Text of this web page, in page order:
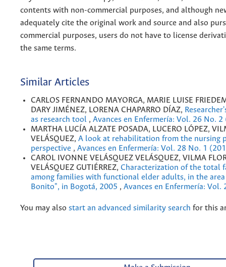
contents with non-commercial purposes, and although
adequately cite the original work and source and also
commercial purposes, users do not have to license
the same terms.
Similar Articles
CARLOS FERNANDO MAYORGA, MARIE LUISE
DARY JIMÉNEZ, LORENA CHAPARRO DÍAZ,
as research tool , Avances en Enfermería: Vol. 26 No.
MARTHA LUCÍA ALZATE POSADA, LUCERO LÓPEZ,
VELÁSQUEZ, A look at rehabilitation from the nursing
perspective , Avances en Enfermería: Vol. 28 No. 1
CAROL IVONNE VELÁSQUEZ VELÁSQUEZ, VILMA
VELÁSQUEZ GUTIÉRREZ, Characterization of the total
among families with functional elder adults, in the
Bonito", in Bogotá, 2005 , Avances en Enfermería: Vol.
You may also start an advanced similarity search for this